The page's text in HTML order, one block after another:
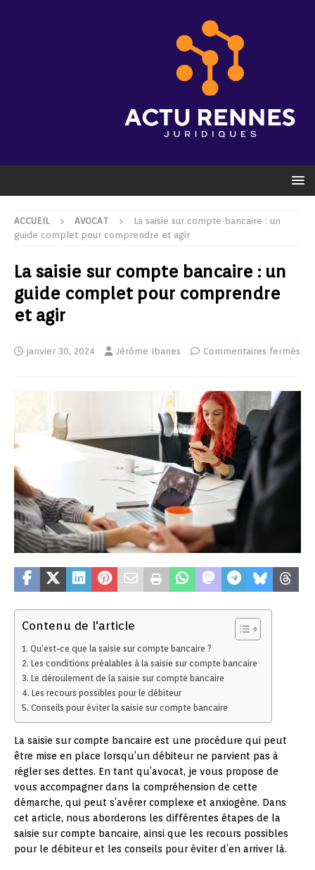
ACCUEIL AVOCAT
La saisie sur compte bancaire : un
guide complet pour comprendre et agir
La saisie sur compte bancaire : un
guide complet pour comprendre
et agir
janvier 30, 2024 Jérôme Ibanes Commentaires fermés
Contenu de l'article
Qu’est-ce que la saisie sur compte bancaire ?
Les conditions préalables à la saisie sur compte bancaire
Le déroulement de la saisie sur compte bancaire
Les recours possibles pour le débiteur
Conseils pour éviter la saisie sur compte bancaire
La saisie sur compte bancaire est une procédure qui peut
être mise en place lorsqu’un débiteur ne parvient pas à
régler ses dettes. En tant qu’avocat, je vous propose de
vous accompagner dans la compréhension de cette
démarche, qui peut s’avérer complexe et anxiogène. Dans
cet article, nous aborderons les différentes étapes de la
saisie sur compte bancaire, ainsi que les recours possibles
pour le débiteur et les conseils pour éviter d’en arriver là.